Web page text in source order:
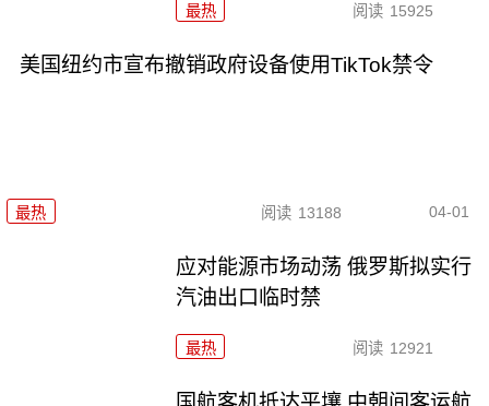
最热 阅读 15925
美国纽约市宣布撤销政府设备使用TikTok禁令
最热 阅读 13188 04-01
应对能源市场动荡 俄罗斯拟实行
汽油出口临时禁
最热 阅读 12921